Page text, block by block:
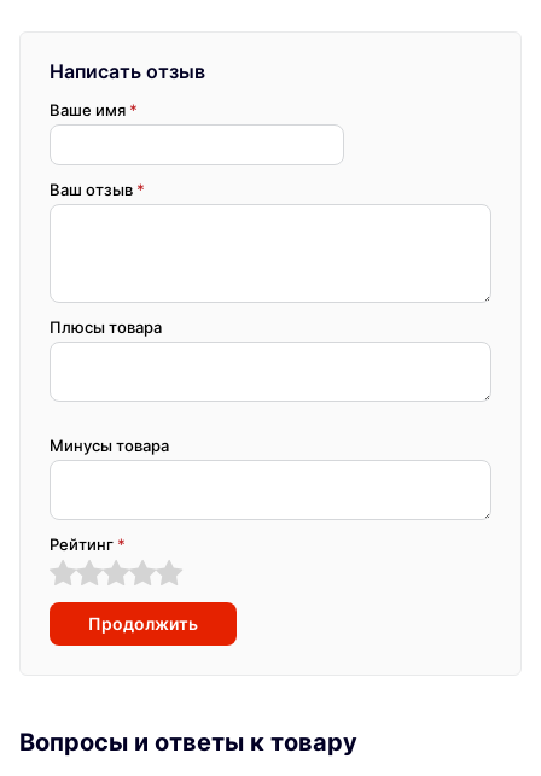
Написать отзыв
Ваше имя *
Ваш отзыв *
Плюсы товара
Минусы товара
Рейтинг *
Продолжить
Вопросы и ответы к товару